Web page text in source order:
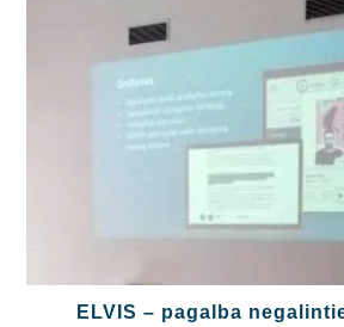
ELVIS – pagalba